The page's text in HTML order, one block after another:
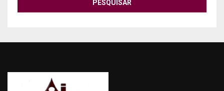
PESQUISAR